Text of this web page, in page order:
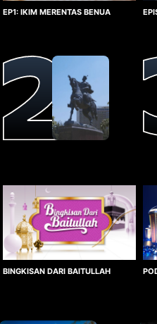
EP1: IKIM MERENTAS BENUA
BINGKISAN DARI BAITULLAH